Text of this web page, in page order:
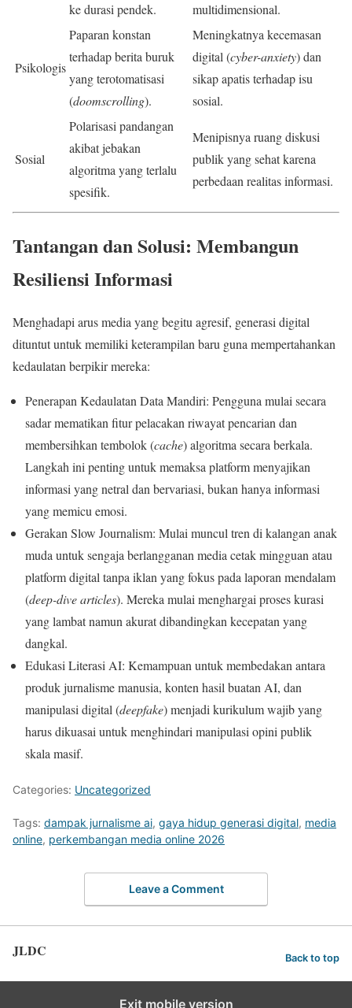
ke durasi pendek.
multidimensional.
Psikologis
Paparan konstan
terhadap berita buruk
yang terotomatisasi
(doomscrolling).
Meningkatnya kecemasan
digital (cyber-anxiety) dan
sikap apatis terhadap isu
sosial.
Sosial
Polarisasi pandangan
akibat jebakan
algoritma yang terlalu
spesifik.
Menipisnya ruang diskusi
publik yang sehat karena
perbedaan realitas informasi.
Tantangan dan Solusi: Membangun
Resiliensi Informasi
Menghadapi arus media yang begitu agresif, generasi digital
dituntut untuk memiliki keterampilan baru guna mempertahankan
kedaulatan berpikir mereka:
Penerapan Kedaulatan Data Mandiri: Pengguna mulai secara
sadar mematikan fitur pelacakan riwayat pencarian dan
membersihkan tembolok (cache) algoritma secara berkala.
Langkah ini penting untuk memaksa platform menyajikan
informasi yang netral dan bervariasi, bukan hanya informasi
yang memicu emosi.
Gerakan Slow Journalism: Mulai muncul tren di kalangan anak
muda untuk sengaja berlangganan media cetak mingguan atau
platform digital tanpa iklan yang fokus pada laporan mendalam
(deep-dive articles). Mereka mulai menghargai proses kurasi
yang lambat namun akurat dibandingkan kecepatan yang
dangkal.
Edukasi Literasi AI: Kemampuan untuk membedakan antara
produk jurnalisme manusia, konten hasil buatan AI, dan
manipulasi digital (deepfake) menjadi kurikulum wajib yang
harus dikuasai untuk menghindari manipulasi opini publik
skala masif.
Categories: Uncategorized
Tags: dampak jurnalisme ai, gaya hidup generasi digital, media
online, perkembangan media online 2026
Leave a Comment
JLDC Back to top
Exit mobile version